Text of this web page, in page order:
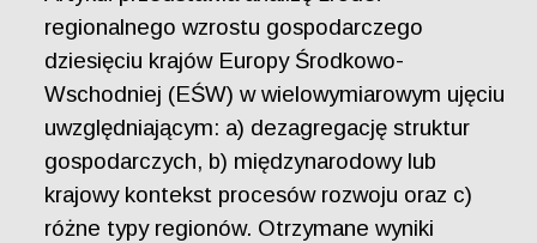
regionalnego wzrostu gospodarczego
dziesięciu krajów Europy Środkowo-
Wschodniej (EŚW) w wielowymiarowym ujęciu
uwzględniającym: a) dezagregację struktur
gospodarczych, b) międzynarodowy lub
krajowy kontekst procesów rozwoju oraz c)
różne typy regionów. Otrzymane wyniki